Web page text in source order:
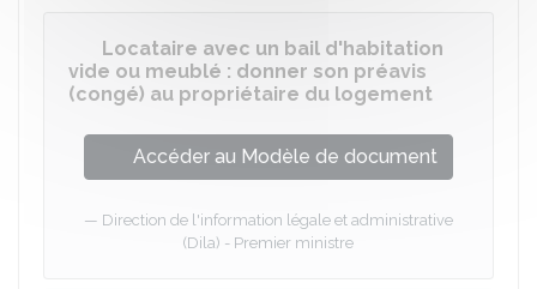
Locataire avec un bail d'habitation
vide ou meublé : donner son préavis
(congé) au propriétaire du logement
Accéder au Modèle de document
Direction de l'information légale et administrative
(Dila) - Premier ministre